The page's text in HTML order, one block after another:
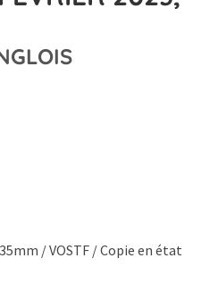
/ VOSTF / Copie en état